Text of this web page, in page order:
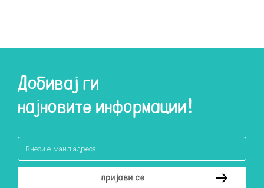
Добивај ги
најновите информации!